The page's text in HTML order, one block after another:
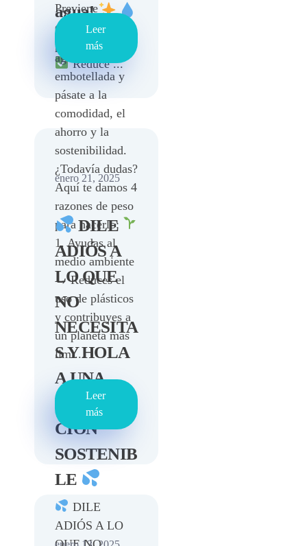
Previene
diversas
patologías
Reduce ...
agua!
Di adiós al
agua
embotellada y
pásate a la
comodidad, el
ahorro y la
sostenibilidad.
¿Todavía dudas?
Aquí te damos 4
razones de peso
para hacerlo:
1. Ayudas al
medio ambiente
→ Reduces el
uso de plásticos
y contribuyes a
un planeta más
lim ...
Leer
más
enero 21, 2025
DILE
ADIÓS A
LO QUE
NO
NECESITA
S Y HOLA
A UNA
HIDRATA
CIÓN
SOSTENIB
LE
DILE
ADIÓS A LO
Leer
más